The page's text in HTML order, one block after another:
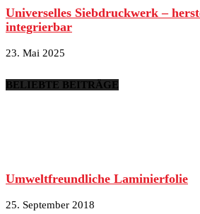
Universelles Siebdruckwerk –
integrierbar
23. Mai 2025
BELIEBTE BEITRÄGE
Umweltfreundliche Laminierfolie
25. September 2018